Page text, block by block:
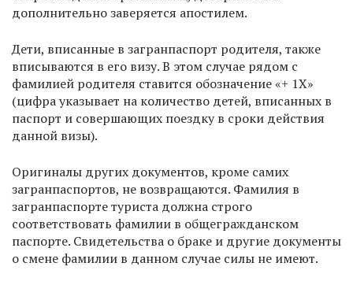
дополнительно заверяется апостилем.
Дети, вписанные в загранпаспорт родителя, также
вписываются в его визу. В этом случае рядом с
фамилией родителя ставится обозначение «+ 1Х»
(цифра указывает на количество детей, вписанных в
паспорт и совершающих поездку в сроки действия
данной визы).
Оригиналы других документов, кроме самих
загранпаспортов, не возвращаются. Фамилия в
загранпаспорте туриста должна строго
соответствовать фамилии в общегражданском
паспорте. Свидетельства о браке и другие документы
о смене фамилии в данном случае силы не имеют.